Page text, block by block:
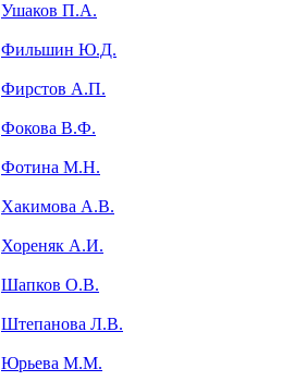
Ушаков П.А.
Фильшин Ю.Д.
Фирстов А.П.
Фокова В.Ф.
Фотина М.Н.
Хакимова А.В.
Хореняк А.И.
Шапков О.В.
Штепанова Л.В.
Юрьева М.М.